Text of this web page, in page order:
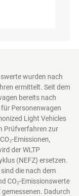
wurden nach
ermittelt. Seit dem
bereits nach
Personenwagen
Light Vehicles
Prüfverfahren zur
Emissionen,
der WLTP
(NEFZ) ersetzen.
die nach dem
CO₂-Emissionswerte
gemessenen. Dadurch